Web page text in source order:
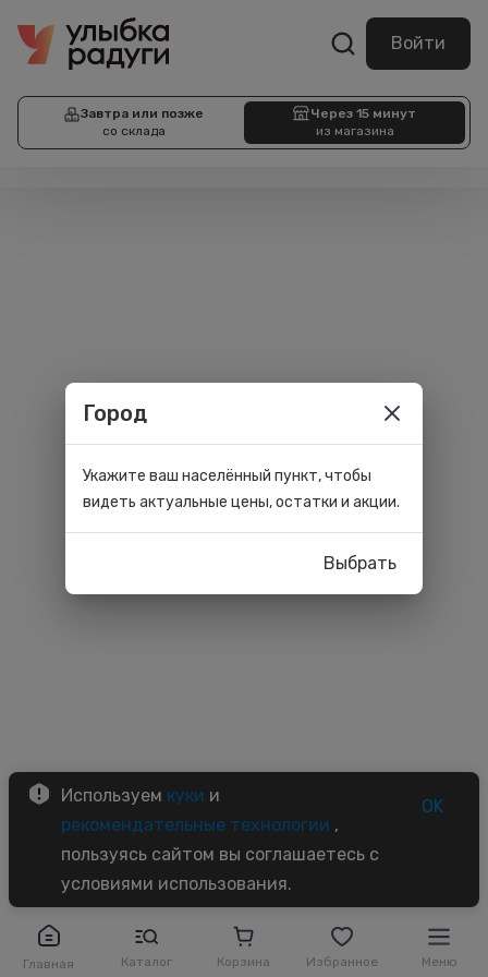
Войти
Завтра или позже
со склада
Через 15 минут
из магазина
Главная Каталог Корзина Избранное Меню
Используем куки и
рекомендательные технологии ,
пользуясь сайтом вы соглашаетесь с
условиями использования.
OK
Город
Укажите ваш населённый пункт, чтобы
видеть актуальные цены, остатки и акции.
Выбрать